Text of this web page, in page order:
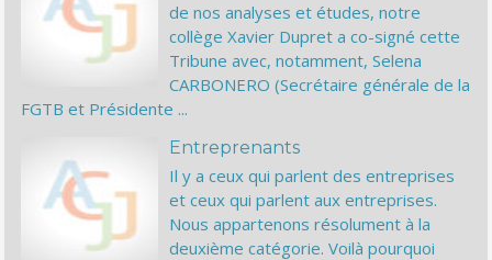
de nos analyses et études, notre
collège Xavier Dupret a co-signé cette
Tribune avec, notamment, Selena
CARBONERO (Secrétaire générale de la
FGTB et Présidente ...
Entreprenants
Il y a ceux qui parlent des entreprises
et ceux qui parlent aux entreprises.
Nous appartenons résolument à la
deuxième catégorie. Voilà pourquoi